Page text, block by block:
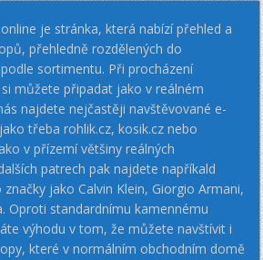
je stránka, která nabízí přehled a
přehledně rozdělených do
sortimentu. Při procházení
můžete připadat jako v reálném
najdete nejčastěji navštěvované e-
třeba rohlik.cz, kosik.cz nebo
v přízemí většiny reálných
patrech pak najdete napříkald
jako Calvin Klein, Giorgio Armani,
Oproti standardnímu kamennému
výhodu v tom, že můžete navštívit i
které v normálním obchodním domě